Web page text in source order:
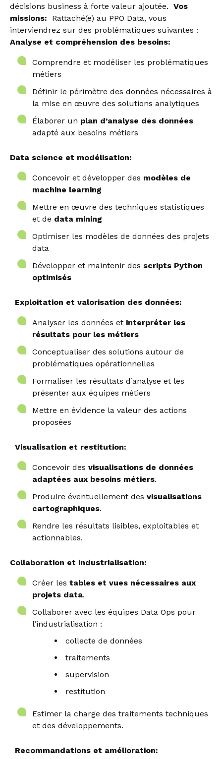
décisions business à forte valeur ajoutée. Vos
missions:
Rattaché(e) au PPO Data, vous
interviendrez sur des problématiques suivantes :
Analyse et compréhension des besoins:
Comprendre et modéliser les problématiques
métiers
Définir le périmètre des données nécessaires à
la mise en œuvre des solutions analytiques
Élaborer un plan d’analyse des données
adapté aux besoins métiers
Data science et modélisation:
Concevoir et développer des modèles de
machine learning
Mettre en œuvre des techniques statistiques
et de data mining
Optimiser les modèles de données des projets
data
Développer et maintenir des scripts Python
optimisés
Exploitation et valorisation des données:
Analyser les données et interpréter les
résultats pour les métiers
Conceptualiser des solutions autour de
problématiques opérationnelles
Formaliser les résultats d’analyse et les
présenter aux équipes métiers
Mettre en évidence la valeur des actions
proposées
Visualisation et restitution:
Concevoir des visualisations de données
adaptées aux besoins métiers.
Produire éventuellement des visualisations
cartographiques.
Rendre les résultats lisibles, exploitables et
actionnables.
Collaboration et industrialisation:
Créer les tables et vues nécessaires aux
projets data.
Collaborer avec les équipes Data Ops pour
l’industrialisation :
collecte de données
traitements
supervision
restitution
Estimer la charge des traitements techniques
et des développements.
Recommandations et amélioration: